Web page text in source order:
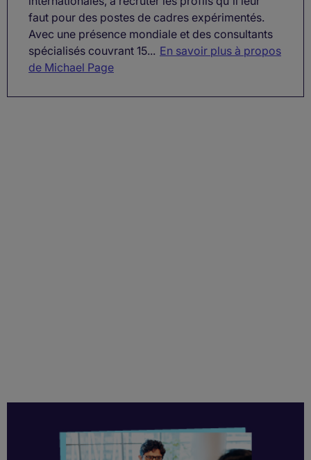
faut pour des postes de cadres expérimentés.
Avec une présence mondiale et des consultants
spécialisés couvrant 15... En savoir plus à propos
de Michael Page